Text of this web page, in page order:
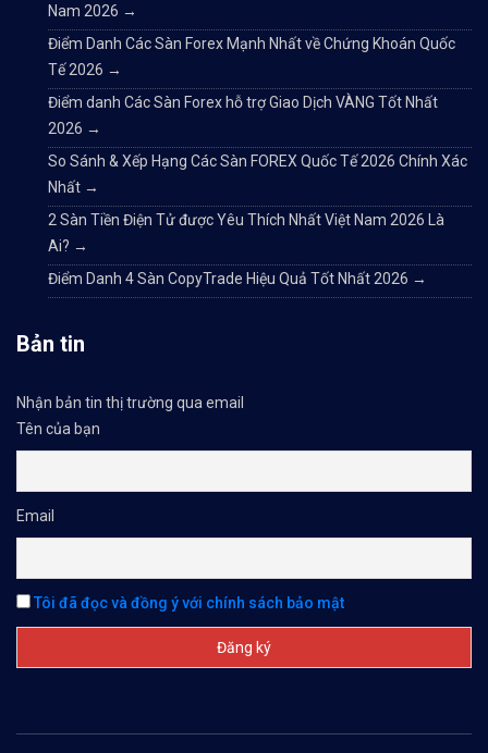
Nam 2026 →
Điểm Danh Các Sàn Forex Mạnh Nhất về Chứng Khoán Quốc
Tế 2026 →
Điểm danh Các Sàn Forex hỗ trợ Giao Dịch VÀNG Tốt Nhất
2026 →
So Sánh & Xếp Hạng Các Sàn FOREX Quốc Tế 2026 Chính Xác
Nhất →
2 Sàn Tiền Điện Tử được Yêu Thích Nhất Việt Nam 2026 Là
Ai? →
Điểm Danh 4 Sàn CopyTrade Hiệu Quả Tốt Nhất 2026 →
Bản tin
Nhận bản tin thị trường qua email
Tên của bạn
Email
Tôi đã đọc và đồng ý với chính sách bảo mật